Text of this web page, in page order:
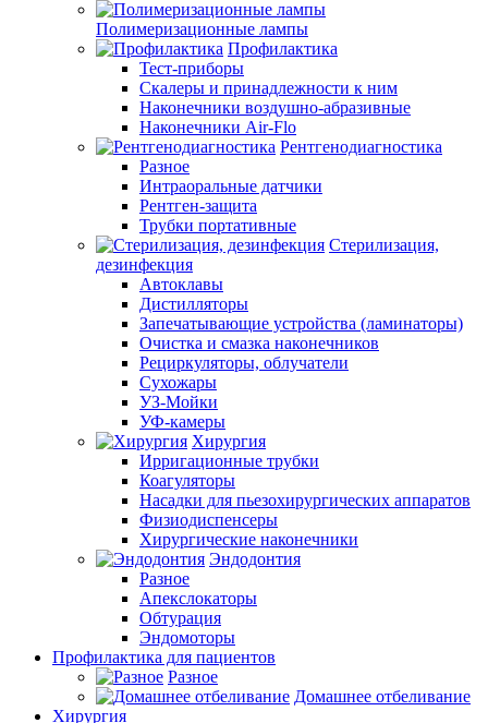
Полимеризационные лампы
Профилактика
Тест-приборы
Скалеры и принадлежности к ним
Наконечники воздушно-абразивные
Наконечники Air-Flo
Рентгенодиагностика
Разное
Интраоральные датчики
Рентген-защита
Трубки портативные
Стерилизация,
дезинфекция
Автоклавы
Дистилляторы
Запечатывающие устройства (ламинаторы)
Очистка и смазка наконечников
Рециркуляторы, облучатели
Сухожары
УЗ-Мойки
УФ-камеры
Хирургия
Ирригационные трубки
Коагуляторы
Насадки для пьезохирургических аппаратов
Физиодиспенсеры
Хирургические наконечники
Эндодонтия
Разное
Апекслокаторы
Обтурация
Эндомоторы
Профилактика для пациентов
Разное
Домашнее отбеливание
Хирургия